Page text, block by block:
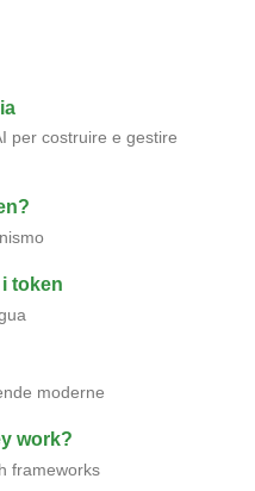
per costruire e gestire
token
moderne
work?
frameworks